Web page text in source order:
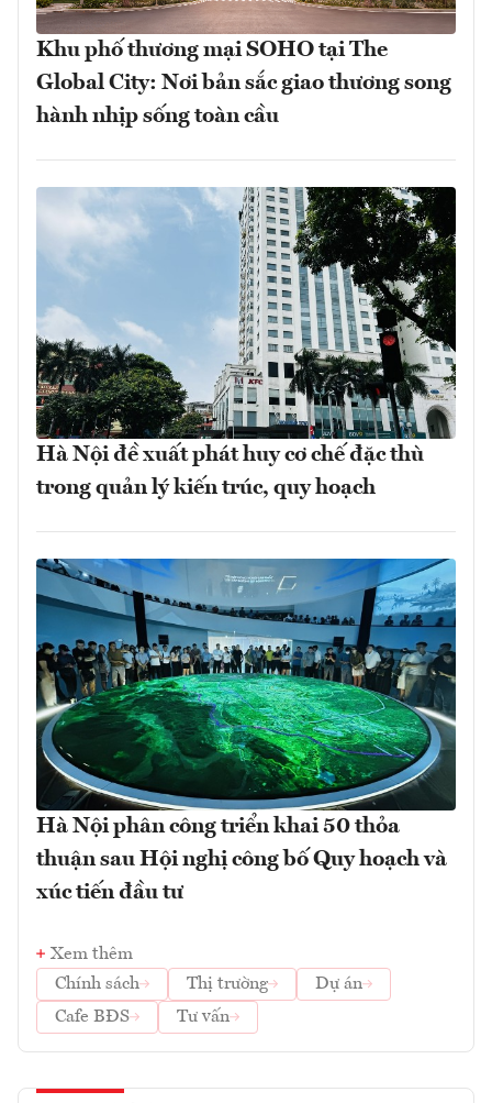
Khu phố thương mại SOHO tại The
Global City: Nơi bản sắc giao thương song
hành nhịp sống toàn cầu
Hà Nội đề xuất phát huy cơ chế đặc thù
trong quản lý kiến trúc, quy hoạch
Hà Nội phân công triển khai 50 thỏa
thuận sau Hội nghị công bố Quy hoạch và
xúc tiến đầu tư
Xem thêm
Chính sách
Thị trường
Dự án
Cafe BĐS
Tư vấn